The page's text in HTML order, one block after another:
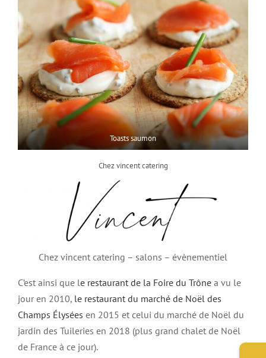
Toasts saumon
Chez vincent catering
Chez vincent catering – salons – évènementiel
C’est ainsi que le restaurant de la Foire du Trône a vu le
jour en 2010, le restaurant du marché de Noël des
Champs Élysées en 2015 et celui du marché de Noël du
jardin des Tuileries en 2018 (plus grand chalet de Noël
de France à ce jour).